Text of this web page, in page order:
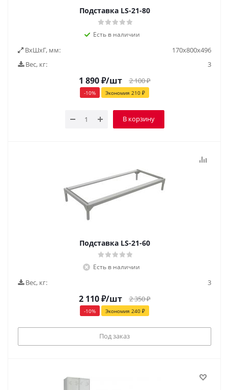
Подставка LS-21-80
Есть в наличии
ВxШxГ, мм:
170x800x496
Вес, кг:
3
1 890₽/шт 2 100₽
-10% Экономия 210 ₽
В корзину
Подставка LS-21-60
Есть в наличии
Вес, кг: 3
2 110₽/шт 2 350₽
-10% Экономия 240 ₽
Под заказ